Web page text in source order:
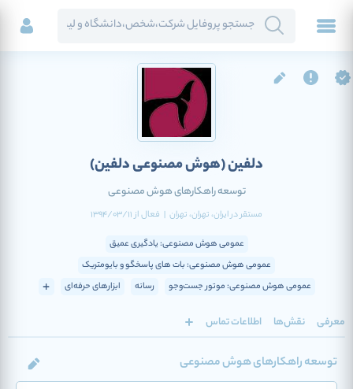
دلفین(هوش مصنوعی دلفین)
توسعه راهکارهای هوش مصنوعی
مستقر درایران، تهران، تهران | فعالاز 1394/03/11
عمومی هوش مصنوعی: یادگیری عمیق
عمومی هوش مصنوعی: بات های پاسخگو و بایومتریک
عمومی هوش مصنوعی: موتور جست‌وجو
رسانه ابزارهای حرفه‌ای
معرفی نقش‌ها اطلاعات تماس
توسعه راهکارهای هوش مصنوعی